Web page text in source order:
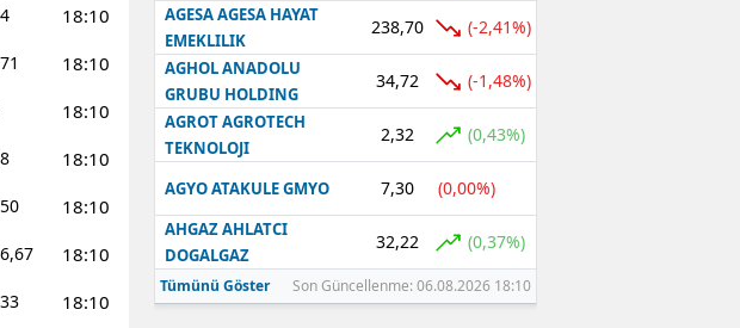
18:10
18:10
18:10
18:10
18:10
18:10
18:10
AGESA AGESA HAYAT
EMEKLILIK
238,70 (-2,41%)
AGHOL ANADOLU
GRUBU HOLDING
34,72 (-1,48%)
AGROT AGROTECH
TEKNOLOJI
2,32 (0,43%)
AGYO ATAKULE GMYO 7,30 (0,00%)
AHGAZ AHLATCI
DOGALGAZ
32,22 (0,37%)
Tümünü Göster Son Güncellenme: 06.08.2026 18:10